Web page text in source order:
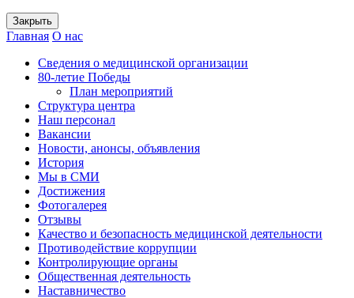
Закрыть
Главная О нас
Сведения о медицинской организации
80-летие Победы
План мероприятий
Структура центра
Наш персонал
Вакансии
Новости, анонсы, объявления
История
Мы в СМИ
Достижения
Фотогалерея
Отзывы
Качество и безопасность медицинской деятельности
Противодействие коррупции
Контролирующие органы
Общественная деятельность
Наставничество